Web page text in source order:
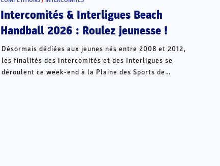
Intercomités & Interligues Beach
Handball 2026 : Roulez jeunesse !
Désormais dédiées aux jeunes nés entre 2008 et 2012,
les finalités des Intercomités et des Interligues se
déroulent ce week-end à la Plaine des Sports de